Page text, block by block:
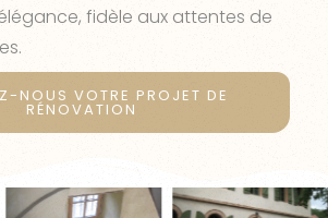
fidèle aux attentes de
NOUS VOTRE PROJET DE
RÉNOVATION